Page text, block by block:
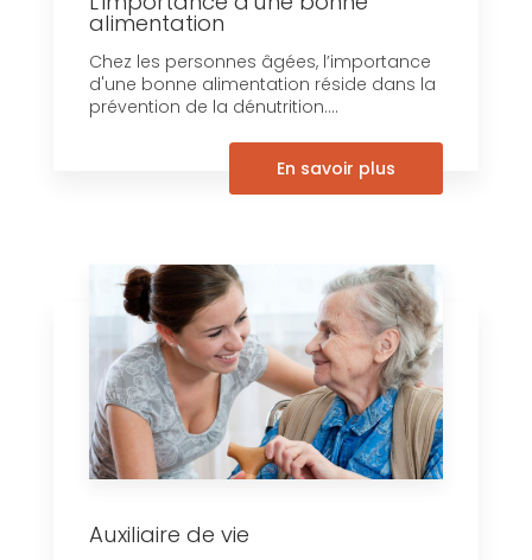
alimentation
Chez les personnes âgées, l’importance
d'une bonne alimentation réside dans la
prévention de la dénutrition....
En savoir plus
Auxiliaire de vie